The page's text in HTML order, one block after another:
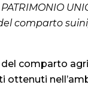
comparto
comparto
ottenuti